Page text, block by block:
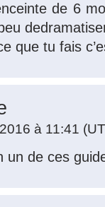
de 6
que tu fais
à 11:41
un de ces